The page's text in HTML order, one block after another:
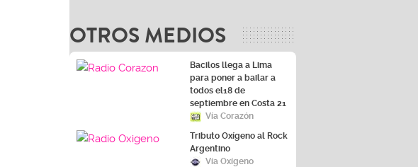
OTROS MEDIOS
Bacilos llega a Lima
para poner a bailar a
todos el18 de
septiembre en Costa 21
Vía Corazón
Tributo Oxígeno al Rock
Argentino
Vía Oxígeno